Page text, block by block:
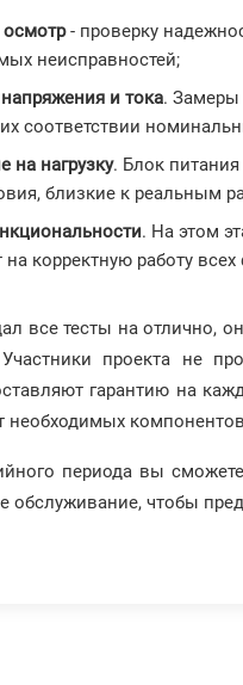
- проверку
неисправностей;
и тока. Замеры
соответствии
на нагрузку. Блок
близкие к реальным
. На этом
корректную работу
все тесты на отлично,
проекта не
гарантию на
необходимых
периода вы
обслуживание, чтобы